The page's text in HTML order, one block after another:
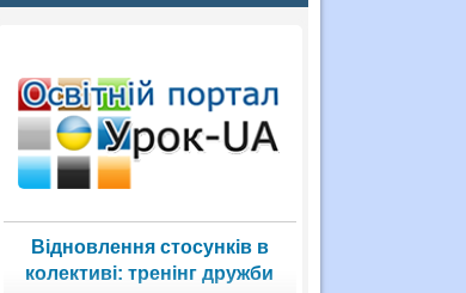
Відновлення стосунків в
колективі: тренінг дружби